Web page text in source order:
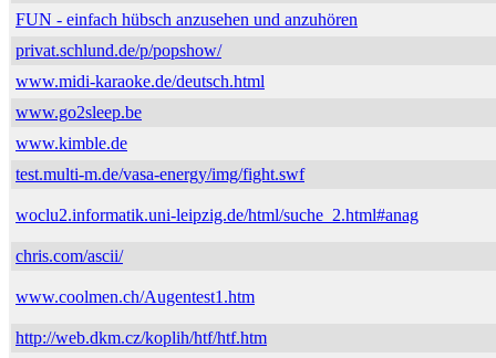
FUN - einfach hübsch anzusehen und anzuhören
privat.schlund.de/p/popshow/
www.midi-karaoke.de/deutsch.html
www.go2sleep.be
www.kimble.de
test.multi-m.de/vasa-energy/img/fight.swf
woclu2.informatik.uni-leipzig.de/html/suche_2.html#anag
chris.com/ascii/
www.coolmen.ch/Augentest1.htm
http://web.dkm.cz/koplih/htf/htf.htm